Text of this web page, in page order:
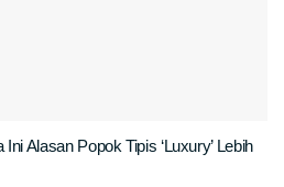
Alasan Popok Tipis ‘Luxury’ Lebih